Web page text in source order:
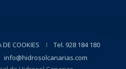
DE COOKIES
Tel. 928 184 180
info@hidrosolcanarias.com